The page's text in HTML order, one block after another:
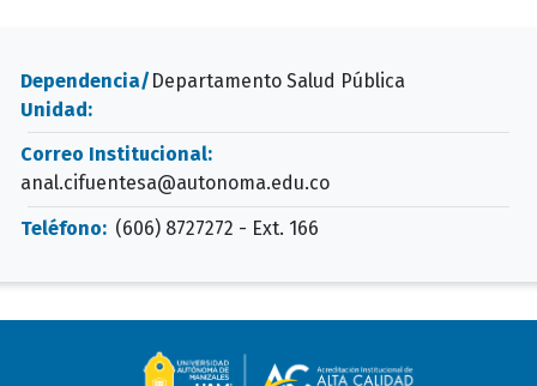
Dependencia/
Unidad:
Departamento Salud Pública
Correo Institucional:
anal.cifuentesa@autonoma.edu.co
Teléfono: (606) 8727272 - Ext. 166